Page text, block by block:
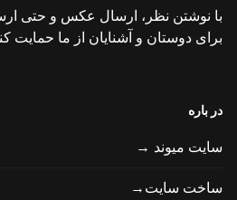
با نوشتن نظر، ارسال عکس و حتی
برای دوستان و آشنایان از ما حمایت
در باره
سایت میوند →
ساخت سایت→